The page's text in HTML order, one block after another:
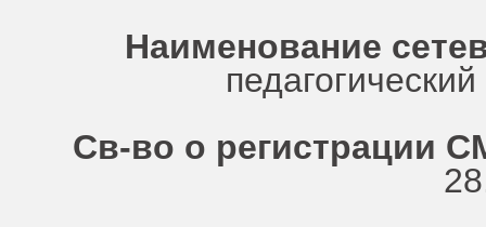
Наименование
Св-во о регистрации